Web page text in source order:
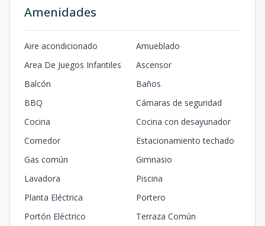
Amenidades
Aire acondicionado
Amueblado
Area De Juegos Infantiles
Ascensor
Balcón
Baños
BBQ
Cámaras de seguridad
Cocina
Cocina con desayunador
Comedor
Estacionamiento techado
Gas común
Gimnasio
Lavadora
Piscina
Planta Eléctrica
Portero
Portón Eléctrico
Terraza Común